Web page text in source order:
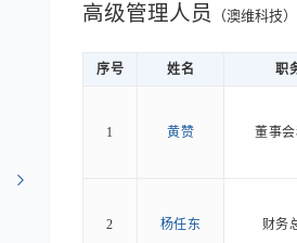
高级管理人员 （澳维科技）
序号 姓名 职
1 黄赞 董事
2 杨任东 财务